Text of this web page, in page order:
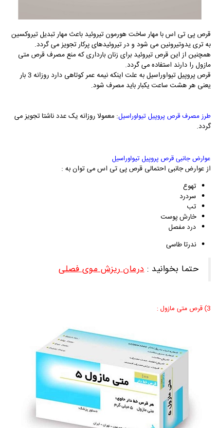
قرص پی تی اس با مهار ساخت هورمون تیروئید باعث مهار تبدیل تیروکسین
به تری یدوتیرونین می شود و در تیروئیدهای پرکار تجویز می گردد.
همچنین از این قرص تیروئید برای زنان بارداری که منع مصرف قرص متی
مازول را دارند استفاده می گردد.
قرص پروپیل تیواوراسیل به علت اینکه نیمه عمر کوتاهی دارد روزانه 3 بار
یعنی هر هشت ساعت یکبار باید مصرف شود.
طرز مصرف قرص پروپیل تیواوراسیل: معمولا روزانه یک عدد ناشتا تجویز می
گردد.
عوارض جانبی قرص پروپیل تیواوراسیل
از عوارض جانبی احتمالی قرص پی تی اس می توان به :
تهوع
سردرد
تب
خارش پوست
درد مفصل
ندرتا طاسی
حتما بخوانید :درمان ریزش موی فصلی
3) قرص متی مازول :